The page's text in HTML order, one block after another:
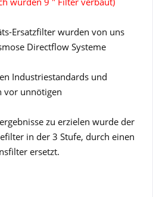
Ersatzfilter wurden von uns
Directflow Systeme
Industriestandards und
vor unnötigen
zu erzielen wurde der
in der 3 Stufe, durch einen
ersetzt.